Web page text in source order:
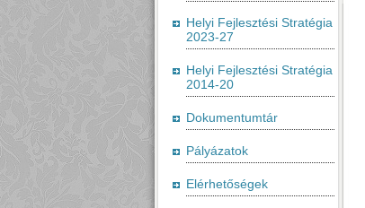
Helyi Fejlesztési Stratégia
2023-27
Helyi Fejlesztési Stratégia
2014-20
Dokumentumtár
Pályázatok
Elérhetőségek